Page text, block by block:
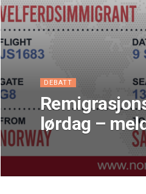
DEBATT
lørdag –